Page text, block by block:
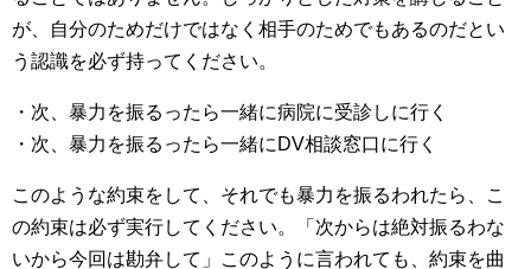
が、自分のためだけではなく相手のためでもあるのだとい
う認識を必ず持ってください。
・次、暴力を振るったら一緒に病院に受診しに行く
・次、暴力を振るったら一緒にDV相談窓口に行く
このような約束をして、それでも暴力を振るわれたら、こ
の約束は必ず実行してください。「次からは絶対振るわな
いから今回は勘弁して」このように言われても、約束を曲